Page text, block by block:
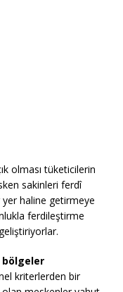
olması tüketicilerin
sakinleri ferdî
haline getirmeye
ferdileştirme
bölgeler
kriterlerden bir